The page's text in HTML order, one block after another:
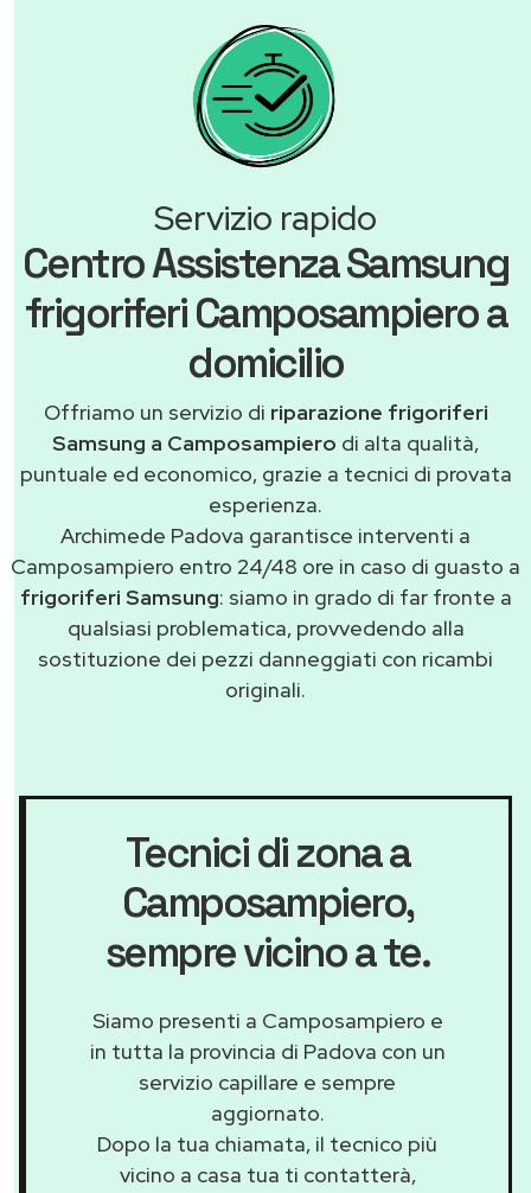
Servizio rapido
Centro Assistenza Samsung
frigoriferi Camposampiero a
domicilio
Offriamo un servizio di riparazione frigoriferi
Samsung a Camposampiero di alta qualità,
puntuale ed economico, grazie a tecnici di provata
esperienza.
Archimede Padova garantisce interventi a
Camposampiero entro 24/48 ore in caso di guasto a
frigoriferi Samsung: siamo in grado di far fronte a
qualsiasi problematica, provvedendo alla
sostituzione dei pezzi danneggiati con ricambi
originali.
Tecnici di zona a
Camposampiero,
sempre vicino a te.
Siamo presenti a Camposampiero e
in tutta la provincia di Padova con un
servizio capillare e sempre
aggiornato.
Dopo la tua chiamata, il tecnico più
vicino a casa tua ti contatterà,